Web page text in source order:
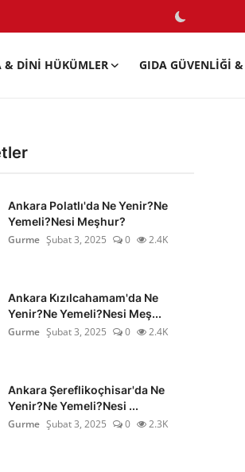
& DINI HÜKÜMLER GIDA GÜVENLIĞI
Ankara Polatlı'da Ne Yenir?Ne
Yemeli?Nesi Meşhur?
Gurme Şubat 3, 2025 0 2.4K
Ankara Kızılcahamam'da Ne
Yenir?Ne Yemeli?Nesi Meş...
Gurme Şubat 3, 2025 0 2.4K
Ankara Şereflikoçhisar'da Ne
Yenir?Ne Yemeli?Nesi ...
Gurme Şubat 3, 2025 0 2.3K